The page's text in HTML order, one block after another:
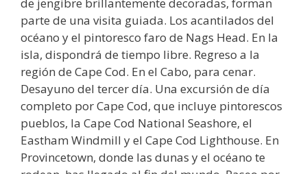
parte de una visita guiada. Los acantilados del
océano y el pintoresco faro de Nags Head. En la
isla, dispondrá de tiempo libre. Regreso a la
región de Cape Cod. En el Cabo, para cenar.
Desayuno del tercer día. Una excursión de día
completo por Cape Cod, que incluye pintorescos
pueblos, la Cape Cod National Seashore, el
Eastham Windmill y el Cape Cod Lighthouse. En
Provincetown, donde las dunas y el océano te